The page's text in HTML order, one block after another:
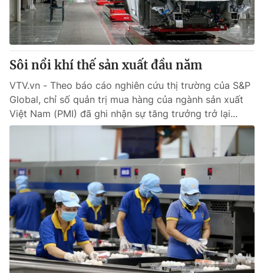
® Cấm sao chép dưới mọi hình thức nếu không có sự chấp
thuận bằng văn bản. Ghi rõ nguồn VTV.vn khi phát hành lại
thông tin từ website này.
Sôi nổi khí thế sản xuất đầu năm
VTV.vn - Theo báo cáo nghiên cứu thị trường của S&P
Global, chỉ số quản trị mua hàng của ngành sản xuất
Việt Nam (PMI) đã ghi nhận sự tăng trưởng trở lại...